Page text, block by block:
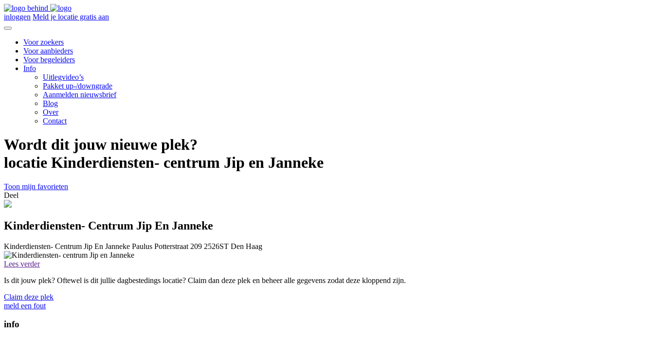
inloggen Meld je locatie gratis aan
Voor zoekers
Voor aanbieders
Voor begeleiders
Info
Uitlegvideo’s
Pakket up-/downgrade
Aanmelden nieuwsbrief
Blog
Over
Contact
Wordt dit jouw nieuwe plek?
locatie Kinderdiensten- centrum Jip en Janneke
Toon mijn favorieten
Deel
Kinderdiensten- Centrum Jip En Janneke
Kinderdiensten- Centrum Jip En Janneke Paulus Potterstraat 209 2526ST Den Haag
Lees verder
Is dit jouw plek? Oftewel is dit jullie dagbestedings locatie? Claim dan deze plek en beheer alle gegevens zodat deze kloppend zijn.
Claim deze plek
meld een fout
info